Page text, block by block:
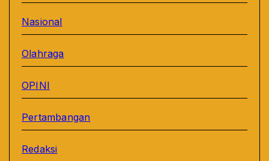
Nasional
Olahraga
OPINI
Pertambangan
Redaksi